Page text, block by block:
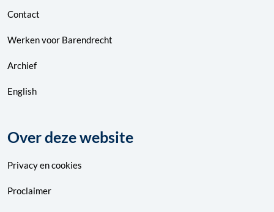
Contact
Werken voor Barendrecht
Archief
English
Over deze website
Privacyencookies
Proclaimer